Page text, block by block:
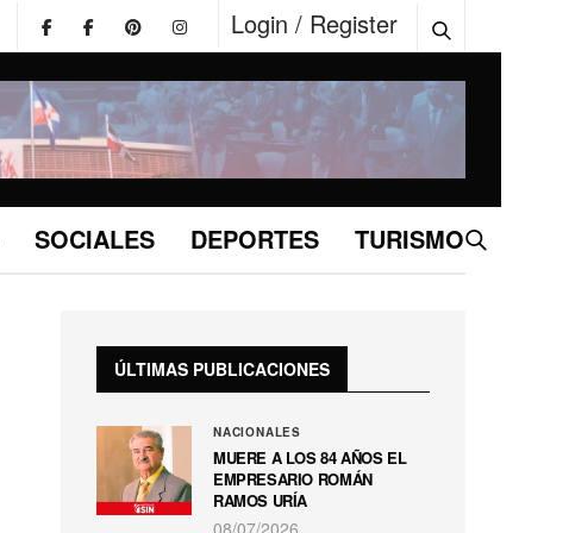
Login / Register
SOCIALES DEPORTES TURISMO
ÚLTIMAS PUBLICACIONES
NACIONALES
MUERE A LOS 84 AÑOS EL
EMPRESARIO ROMÁN
RAMOS URÍA
08/07/2026